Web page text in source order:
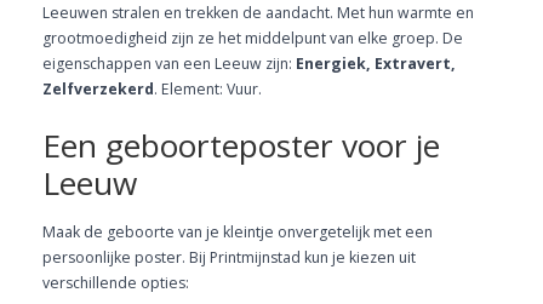
Leeuwen stralen en trekken de aandacht. Met hun warmte en
grootmoedigheid zijn ze het middelpunt van elke groep. De
eigenschappen van een Leeuw zijn: Energiek, Extravert,
Zelfverzekerd. Element: Vuur.
Een geboorteposter voor je
Leeuw
Maak de geboorte van je kleintje onvergetelijk met een
persoonlijke poster. Bij Printmijnstad kun je kiezen uit
verschillende opties: